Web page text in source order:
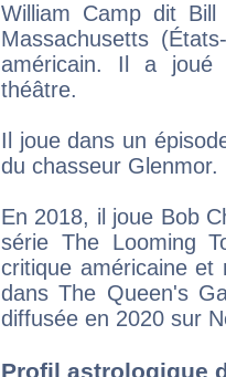
William Camp dit
Massachusetts
américain. Il a joué
théâtre.
Il joue dans un
du chasseur Glenmor.
En 2018, il joue Bob
série The Looming
critique américaine et
dans The Queen's
diffusée en 2020 sur
Profil astrologique